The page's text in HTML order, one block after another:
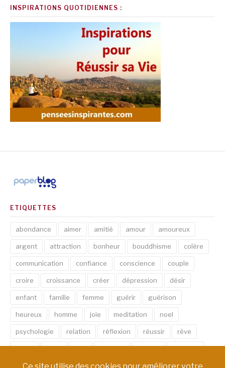
INSPIRATIONS QUOTIDIENNES :
ETIQUETTES
abondance aimer amitié amour amoureux
argent attraction bonheur bouddhisme colère
communication confiance conscience couple
croire croissance créer dépression désir
enfant famille femme guérir guérison
heureux homme joie meditation noel
psychologie relation réflexion réussir rêve
santé sexe soin spirituel succès thérapie
vie âme émotion énergie équilibre